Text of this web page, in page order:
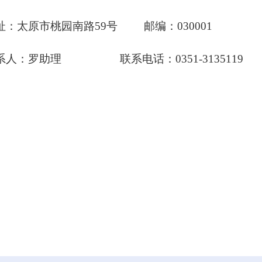
：太原市桃园南路59号 邮编：030001
人：罗 助理 联系电话：0351-3135119